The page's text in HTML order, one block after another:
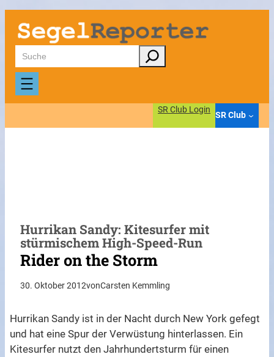
Zum
Inhalt
springen
Suchen
SR Club Login
SR Club
Hurrikan Sandy: Kitesurfer mit
stürmischem High-Speed-Run
Rider on the Storm
30. Oktober 2012vonCarsten Kemmling
Hurrikan Sandy ist in der Nacht durch New York gefegt
und hat eine Spur der Verwüstung hinterlassen. Ein
Kitesurfer nutzt den Jahrhundertsturm für einen